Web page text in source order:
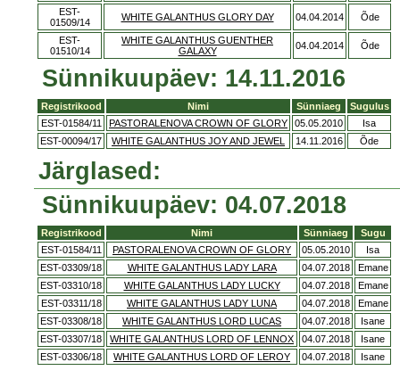
EST-
01509/14
WHITE GALANTHUS GLORY DAY 04.04.2014 Õde
EST-
01510/14
WHITE GALANTHUS GUENTHER
GALAXY
04.04.2014 Õde
Sünnikuupäev: 14.11.2016
Registrikood Nimi Sünniaeg
Sugulus
EST-01584/11
PASTORALENOVA CROWN OF GLORY 05.05.2010
Isa
EST-00094/17
WHITE GALANTHUS JOY AND JEWEL 14.11.2016 Õde
Järglased:
Sünnikuupäev: 04.07.2018
Registrikood Nimi Sünniaeg
Sugu
EST-01584/11
PASTORALENOVA CROWN OF GLORY 05.05.2010
Isa
EST-03309/18
WHITE GALANTHUS LADY LARA 04.07.2018
Emane
EST-03310/18
WHITE GALANTHUS LADY LUCKY 04.07.2018
Emane
EST-03311/18
WHITE GALANTHUS LADY LUNA 04.07.2018
Emane
EST-03308/18
WHITE GALANTHUS LORD LUCAS 04.07.2018
Isane
EST-03307/18
WHITE GALANTHUS LORD OF LENNOX 04.07.2018
Isane
EST-03306/18
WHITE GALANTHUS LORD OF LEROY 04.07.2018 Isane